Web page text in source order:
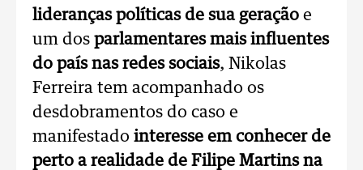
lideranças políticas de sua geração e
um dos parlamentares mais influentes
do país nas redes sociais, Nikolas
Ferreira tem acompanhado os
desdobramentos do caso e
manifestado interesse em conhecer de
perto a realidade de Filipe Martins na